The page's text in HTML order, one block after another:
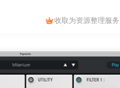
收取为资源整理服